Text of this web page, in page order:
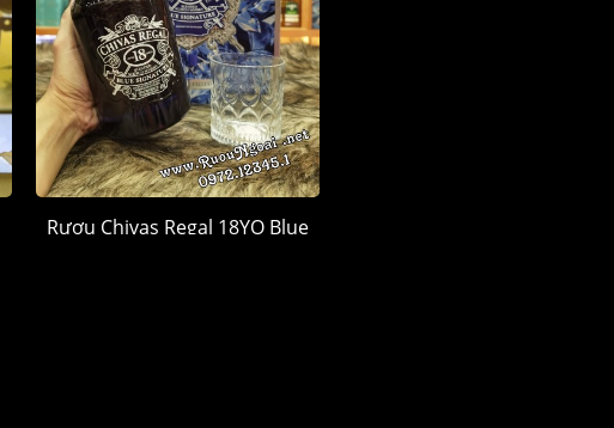
Rượu Chivas Regal 18YO Blue